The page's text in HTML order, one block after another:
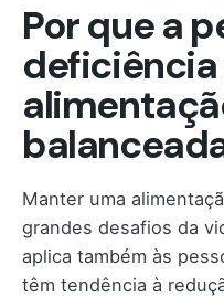
Por que a
Manter uma
grandes desafios da
aplica também às
têm tendência à